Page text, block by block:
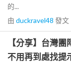
的...
由 duckravel48 發文
【分享】台灣
不用再到處找提